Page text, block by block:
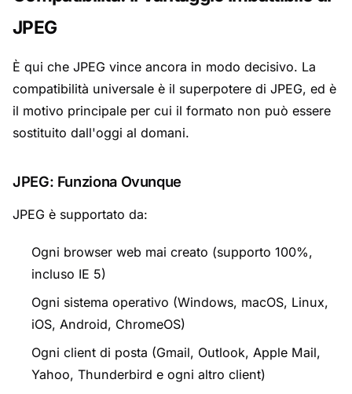
JPEG
È qui che JPEG vince ancora in modo decisivo. La
compatibilità universale è il superpotere di JPEG, ed è
il motivo principale per cui il formato non può essere
sostituito dall'oggi al domani.
JPEG: Funziona Ovunque
JPEG è supportato da:
Ogni browser web mai creato (supporto 100%,
incluso IE 5)
Ogni sistema operativo (Windows, macOS, Linux,
iOS, Android, ChromeOS)
Ogni client di posta (Gmail, Outlook, Apple Mail,
Yahoo, Thunderbird e ogni altro client)